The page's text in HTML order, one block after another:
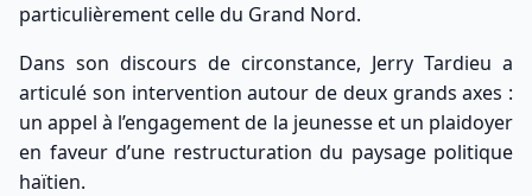
particulièrement celle du Grand Nord.
Dans son discours de circonstance, Jerry Tardieu a
articulé son intervention autour de deux grands axes :
un appel à l’engagement de la jeunesse et un plaidoyer
en faveur d’une restructuration du paysage politique
haïtien.